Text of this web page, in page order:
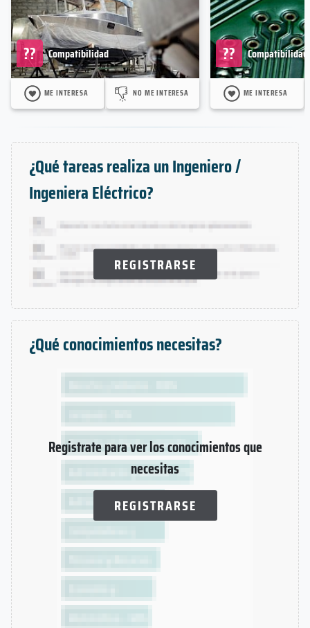
Compatibilidad
??
ME INTERESA NO ME INTERESA
Compatibilidad
??
ME INTERESA
¿Qué tareas realiza un Ingeniero /
Ingeniera Eléctrico?
REGISTRARSE
¿Qué conocimientos necesitas?
Registrate para ver los conocimientos que
necesitas
REGISTRARSE